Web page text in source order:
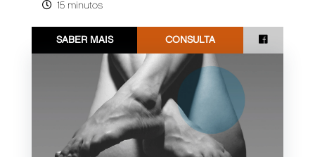
15 minutos
SABER MAIS CONSULTA